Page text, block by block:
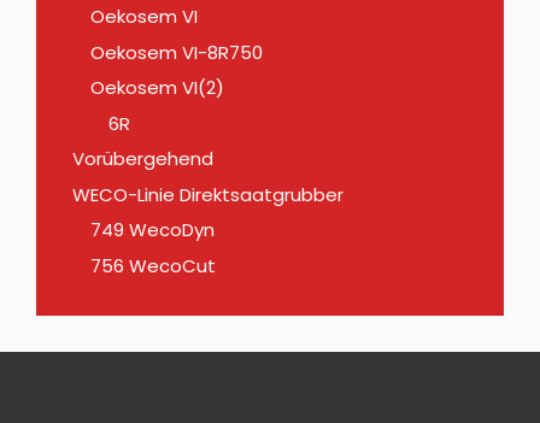
Oekosem VI
Oekosem VI-8R750
Oekosem VI(2)
6R
Vorübergehend
WECO-Linie Direktsaatgrubber
749 WecoDyn
756 WecoCut